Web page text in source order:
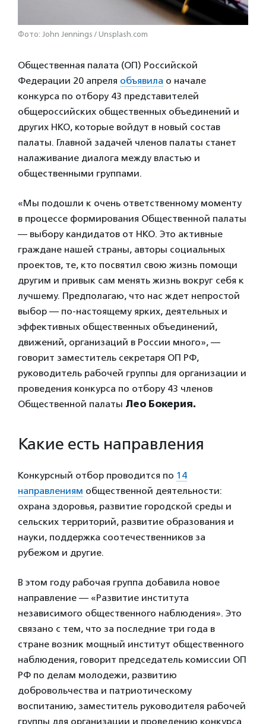
Фото: John Jennings / Unsplash.com
Общественная палата (ОП) Российской
Федерации 20 апреля объявила о начале
конкурса по отбору 43 представителей
общероссийских общественных объединений и
других НКО, которые войдут в новый состав
палаты. Главной задачей членов палаты станет
налаживание диалога между властью и
общественными группами.
«Мы подошли к очень ответственному моменту
в процессе формирования Общественной палаты
— выбору кандидатов от НКО. Это активные
граждане нашей страны, авторы социальных
проектов, те, кто посвятил свою жизнь помощи
другим и привык сам менять жизнь вокруг себя к
лучшему. Предполагаю, что нас ждет непростой
выбор — по-настоящему ярких, деятельных и
эффективных общественных объединений,
движений, организаций в России много», —
говорит заместитель секретаря ОП РФ,
руководитель рабочей группы для организации и
проведения конкурса по отбору 43 членов
Общественной палаты Лео Бокерия.
Какие есть направления
Конкурсный отбор проводится по 14
направлениям общественной деятельности:
охрана здоровья, развитие городской среды и
сельских территорий, развитие образования и
науки, поддержка соотечественников за
рубежом и другие.
В этом году рабочая группа добавила новое
направление — «Развитие института
независимого общественного наблюдения». Это
связано с тем, что за последние три года в
стране возник мощный институт общественного
наблюдения, говорит председатель комиссии ОП
РФ по делам молодежи, развитию
добровольчества и патриотическому
воспитанию, заместитель руководителя рабочей
группы для организации и проведению конкурса